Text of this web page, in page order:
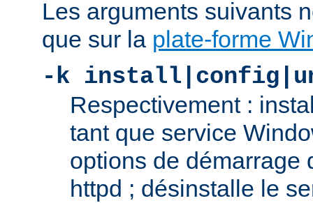
Les arguments suivants
que sur la plate-forme
-k
Respectivement :
tant que service
options de démarrage
httpd ; désinstalle le